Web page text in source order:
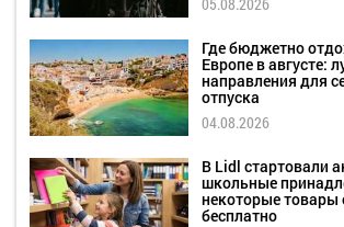
Где бюджетно
Европе в августе:
направления для
отпуска
04.08.2026
В Lidl стартовали
школьные
некоторые товары
бесплатно